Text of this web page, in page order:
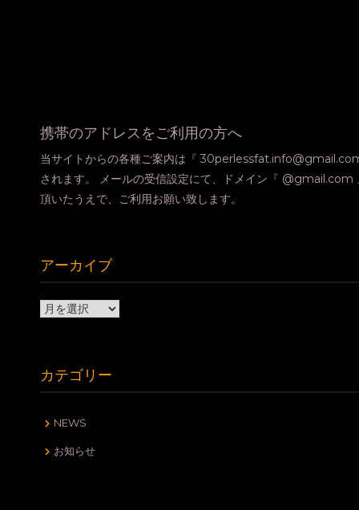
携帯のアドレスをご利用の方へ
当サイトからの各種ご案内は『
されます。 メールの受信設定にて、ドメイン『 @gmail.com
頂いたうえで、ご利用お願い致します。
アーカイブ
ア
イ
ブ
カテゴリー
NEWS
お知らせ